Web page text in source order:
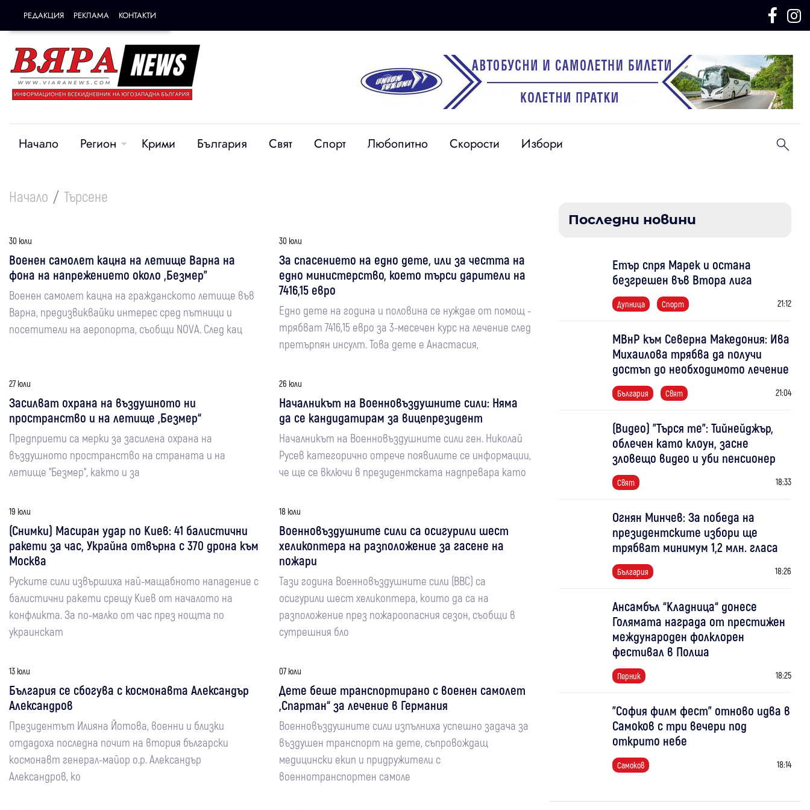
РЕДАКЦИЯ РЕКЛАМА КОНТАКТИ
Начало Регион Крими България Свят Спорт Любопитно Скорости Избори
Начало Търсене
30 юли
Военен самолет кацна на летище Варна на
фона на напрежението около „Безмер”
Военен самолет кацна на гражданското летище във
Варна, предизвиквайки интерес сред пътници и
посетители на аеропорта, съобщи NOVA. След кац
30 юли
За спасението на едно дете, или за честта на
едно министерство, което търси дарители на
7416,15 евро
Едно дете на година и половина се нуждае от помощ -
трябват 7416,15 евро за 3-месечен курс на лечение след
претърпян инсулт. Това дете е Анастасия,
27 юли
Засилват охрана на въздушното ни
пространство и на летище „Безмер“
Предприети са мерки за засилена охрана на
въздушното пространство на страната и на
летище “Безмер“, както и за
26 юли
Началникът на Военновъздушните сили: Няма
да се кандидатирам за вицепрезидент
Началникът на Военновъздушните сили ген. Николай
Русев категорично отрече появилите се информации,
че ще се включи в президентската надпревара като
19 юли
(Снимки) Масиран удар по Киев: 41 балистични
ракети за час, Украйна отвърна с 370 дрона към
Москва
Руските сили извършиха най-мащабното нападение с
балистични ракети срещу Киев от началото на
конфликта. За по-малко от час през нощта по
украинскат
18 юли
Военновъздушните сили са осигурили шест
хеликоптера на разположение за гасене на
пожари
Тази година Военновъздушните сили (ВВС) са
осигурили шест хеликоптера, които да са на
разположение през пожароопасния сезон, съобщи в
сутрешния бло
13 юли
България се сбогува с космонавта Александър
Александров
Президентът Илияна Йотова, военни и близки
отдадоха последна почит на втория български
космонавт генерал-майор о.р. Александър
Александров, ко
07 юли
Дете беше транспортирано с военен самолет
„Спартан“ за лечение в Германия
Военновъздушните сили изпълниха успешно задача за
въздушен транспорт на дете, съпровождащ
медицински екип и придружители с
военнотранспортен самоле
Последни новини
Етър спря Марек и остана
безгрешен във Втора лига
Дупница Спорт 21:12
МВнР към Северна Македония: Ива
Михаилова трябва да получи
достъп до необходимото лечение
България Свят 21:04
(Видео) "Търся те": Тийнейджър,
облечен като клоун, засне
зловещо видео и уби пенсионер
Свят 18:33
Огнян Минчев: За победа на
президентските избори ще
трябват минимум 1,2 млн. гласа
България 18:26
Ансамбъл “Кладница“ донесе
Голямата награда от престижен
международен фолклорен
фестивал в Полша
Перник 18:25
"София филм фест" отново идва в
Самоков с три вечери под
открито небе
Самоков 18:14